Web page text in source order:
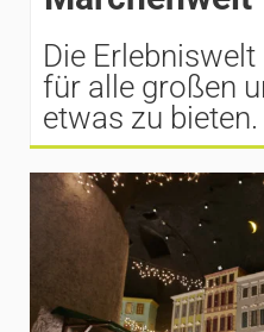
Die
für alle großen
etwas zu bieten.